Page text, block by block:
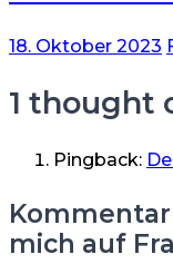
18. Oktober 2023
1 thought
Pingback:
mich auf